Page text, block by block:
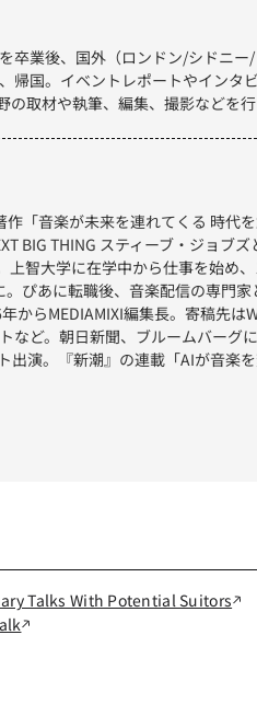
卒業後、国外（ロンドン/シドニー/
帰国。イベントレポートやインタ
の取材や執筆、編集、撮影などを行
「音楽が未来を連れてくる 時代
BIG THING スティーブ・ジョブズ
上智大学に在学中から仕事を始め、
ぴあに転職後、音楽配信の専門家
からMEDIAMIXI編集長。寄稿先は
など。朝日新聞、ブルームバーグ
出演。『新潮』の連載「AIが音楽
Talks With Potential Suitors